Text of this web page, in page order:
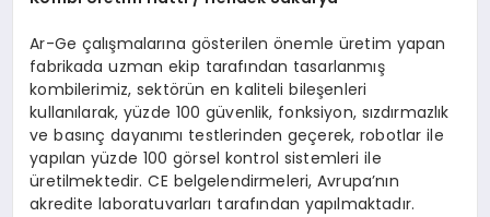
Ar-Ge çalışmalarına gösterilen önemle üretim yapan
fabrikada uzman ekip tarafından tasarlanmış
kombilerimiz, sektörün en kaliteli bileşenleri
kullanılarak, yüzde 100 güvenlik, fonksiyon, sızdırmazlık
ve basınç dayanımı testlerinden geçerek, robotlar ile
yapılan yüzde 100 görsel kontrol sistemleri ile
üretilmektedir. CE belgelendirmeleri, Avrupa’nın
akredite laboratuvarları tarafından yapılmaktadır.